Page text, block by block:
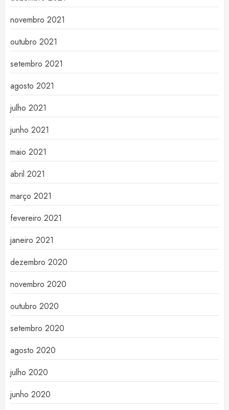
novembro 2021
outubro 2021
setembro 2021
agosto 2021
julho 2021
junho 2021
maio 2021
abril 2021
março 2021
fevereiro 2021
janeiro 2021
dezembro 2020
novembro 2020
outubro 2020
setembro 2020
agosto 2020
julho 2020
junho 2020